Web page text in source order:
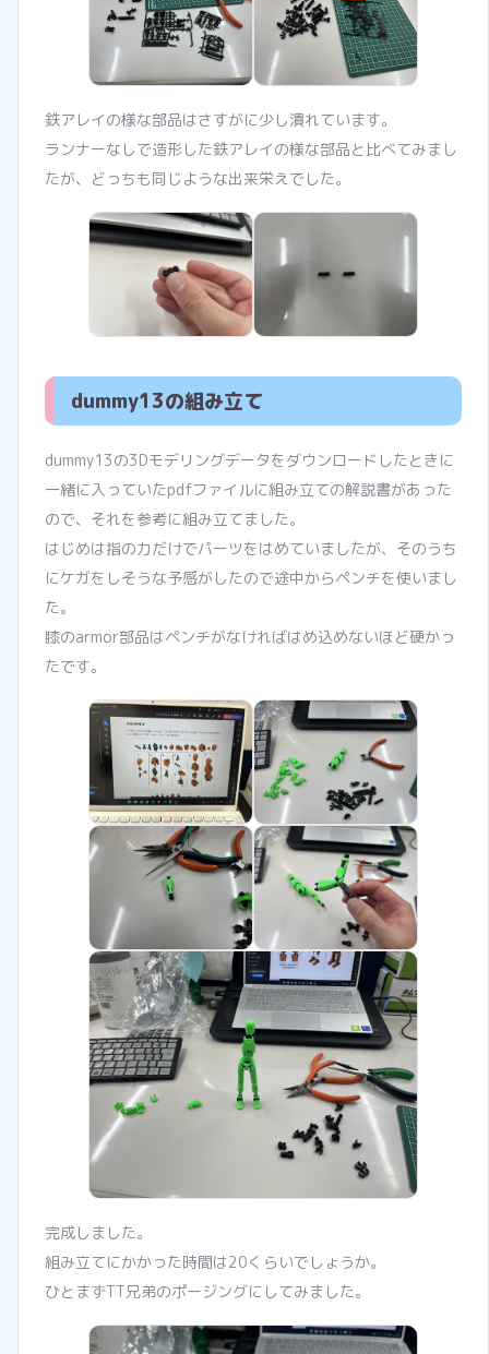
鉄アレイの様な部品はさすがに少し潰れています。
ランナーなしで造形した鉄アレイの様な部品と比べてみまし
たが、どっちも同じような出来栄えでした。
dummy13の組み立て
dummy13の3Dモデリングデータをダウンロードしたときに
一緒に入っていたpdfファイルに組み立ての解説書があった
ので、それを参考に組み立てました。
はじめは指の力だけでパーツをはめていましたが、そのうち
にケガをしそうな予感がしたので途中からペンチを使いまし
た。
膝のarmor部品はペンチがなければはめ込めないほど硬かっ
たです。
完成しました。
組み立てにかかった時間は20くらいでしょうか。
ひとまずTT兄弟のポージングにしてみました。